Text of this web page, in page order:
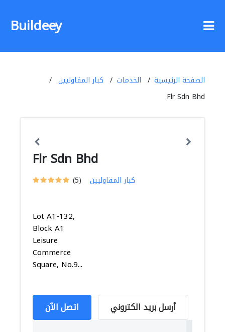
Buildeey
الصفحة الرئيسية الخدمات
كبار المقاوليين
Flr Sdn Bhd
Flr Sdn Bhd
(5) كبار المقاوليين
Lot A1-132,
Block A1
Leisure
Commerce
Square, No.9...
اتصل الآن أرسل بريد الكتروني